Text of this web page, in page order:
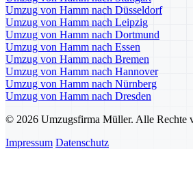
Umzug von Hamm nach Düsseldorf
Umzug von Hamm nach Leipzig
Umzug von Hamm nach Dortmund
Umzug von Hamm nach Essen
Umzug von Hamm nach Bremen
Umzug von Hamm nach Hannover
Umzug von Hamm nach Nürnberg
Umzug von Hamm nach Dresden
© 2026 Umzugsfirma Müller. Alle Rechte
Impressum Datenschutz